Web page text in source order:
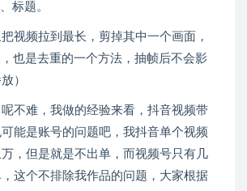
标题。
视频拉到最长，剪掉其中一个画面，
也是去重的一个方法，抽帧后不会影
）
不难，我做的经验来看，抖音视频带
能是账号的问题吧，我抖音单个视频
，但是就是不出单，而视频号只有几
这个不排除我作品的问题，大家根据